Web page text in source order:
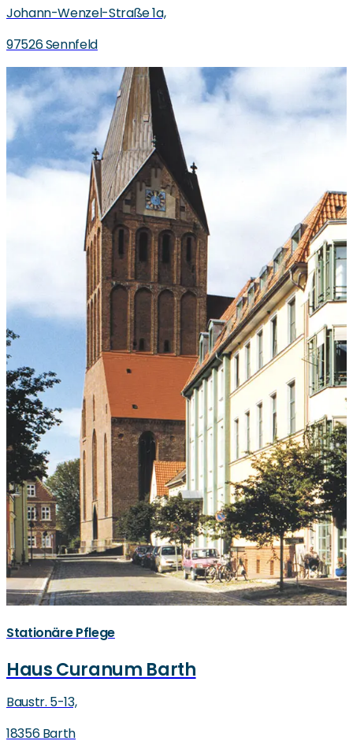
Johann-Wenzel-Straße 1a,
97526 Sennfeld
Stationäre Pflege
Haus Curanum Barth
Baustr. 5-13,
18356 Barth